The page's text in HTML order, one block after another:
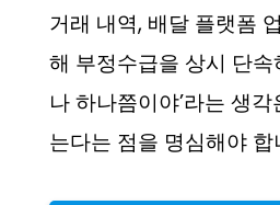
거래 내역, 배달 플랫폼
해 부정수급을 상시 단속
나 하나쯤이야’라는 생
는다는 점을 명심해야 합